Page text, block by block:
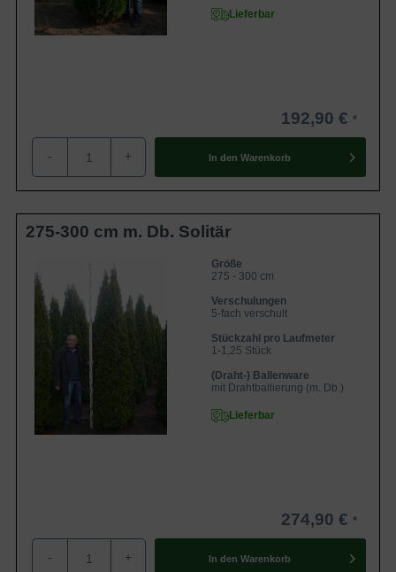
Lieferbar
192,90 €
- + In den Warenkorb
275-300 cm m. Db. Solitär
Größe
275 - 300 cm
Verschulungen
5-fach verschult
Stückzahl pro Laufmeter
1-1,25 Stück
(Draht-) Ballenware
mit Drahtballierung (m. Db.)
Lieferbar
274,90 €
- + In den Warenkorb